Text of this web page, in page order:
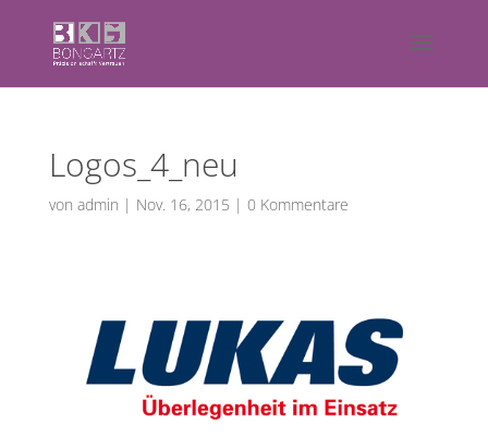
Logos_4_neu
von admin | Nov. 16, 2015 | 0 Kommentare